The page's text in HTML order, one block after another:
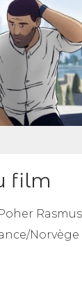
film
Norvège